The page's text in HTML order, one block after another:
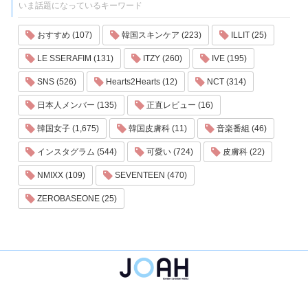
いま話題になっているキーワード
おすすめ (107) 韓国スキンケア (223) ILLIT (25)
LE SSERAFIM (131) ITZY (260) IVE (195)
SNS (526) Hearts2Hearts (12) NCT (314)
日本人メンバー (135) 正直レビュー (16)
韓国女子 (1,675) 韓国皮膚科 (11) 音楽番組 (46)
インスタグラム (544) 可愛い (724) 皮膚科 (22)
NMIXX (109) SEVENTEEN (470)
ZEROBASEONE (25)